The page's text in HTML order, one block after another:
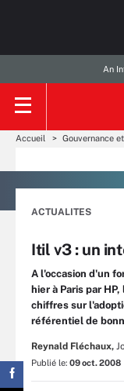
An
Accueil Gouvernance
ACTUALITES
Itil v3 : un
A l'occasion d'un
hier à Paris par
chiffres sur
référentiel de
Reynald Fléchaux,
Publié le: 09 oct. 2008